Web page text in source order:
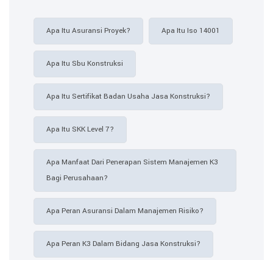
Apa Itu Asuransi Proyek? Apa Itu Iso 14001
Apa Itu Sbu Konstruksi
Apa Itu Sertifikat Badan Usaha Jasa Konstruksi?
Apa Itu SKK Level 7?
Apa Manfaat Dari Penerapan Sistem Manajemen K3
Bagi Perusahaan?
Apa Peran Asuransi Dalam Manajemen Risiko?
Apa Peran K3 Dalam Bidang Jasa Konstruksi?